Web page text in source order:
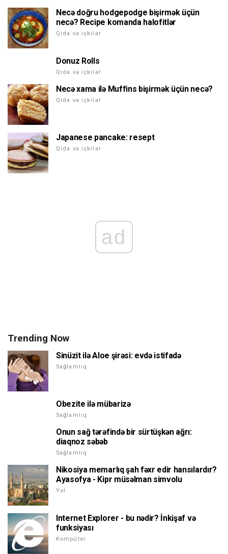
Necə doğru hodgepodge bişirmək üçün
necə? Recipe komanda halofitlər
Qida və içkilər
Donuz Rolls
Qida və içkilər
Necə xama ilə Muffins bişirmək üçün necə?
Qida və içkilər
Japanese pancake: resept
Qida və içkilər
ad
Trending Now
Sinüzit ilə Aloe şirəsi: evdə istifadə
Sağlamlıq
Obezite ilə mübarizə
Sağlamlıq
Onun sağ tərəfində bir sürtüşkən ağrı:
diaqnoz səbəb
Sağlamlıq
Nikosiya memarlıq şah fəxr edir hansılardır?
Ayasofya - Kipr müsəlman simvolu
Yol
Internet Explorer - bu nədir? İnkişaf və
funksiyası
Kompüter